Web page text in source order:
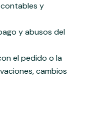
y
y abusos del
el pedido o la
cambios